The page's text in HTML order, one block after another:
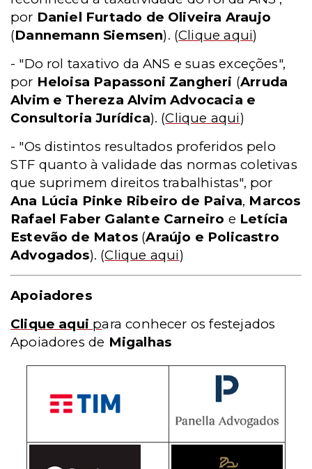
por Daniel Furtado de Oliveira Araujo
(Dannemann Siemsen). (Clique aqui)
- "Do rol taxativo da ANS e suas exceções",
por Heloisa Papassoni Zangheri (Arruda
Alvim e Thereza Alvim Advocacia e
Consultoria Jurídica). (Clique aqui)
- "Os distintos resultados proferidos pelo
STF quanto à validade das normas coletivas
que suprimem direitos trabalhistas", por
Ana Lúcia Pinke Ribeiro de Paiva, Marcos
Rafael Faber Galante Carneiro e Letícia
Estevão de Matos (Araújo e Policastro
Advogados). (Clique aqui)
Apoiadores
Clique aqui para conhecer os festejados
Apoiadores de Migalhas